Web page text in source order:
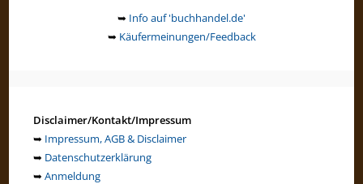
➥ Info auf 'buchhandel.de'
➥ Käufermeinungen/Feedback
Disclaimer/Kontakt/Impressum
➥ Impressum, AGB & Disclaimer
➥ Datenschutzerklärung
➥Anmeldung